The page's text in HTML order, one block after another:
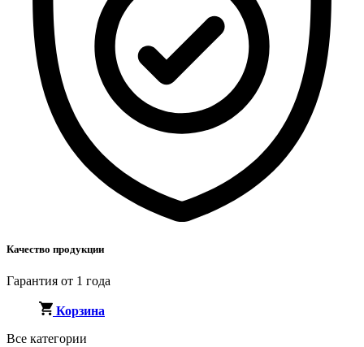
Качество продукции
Гарантия от 1 года
Корзина
Все категории